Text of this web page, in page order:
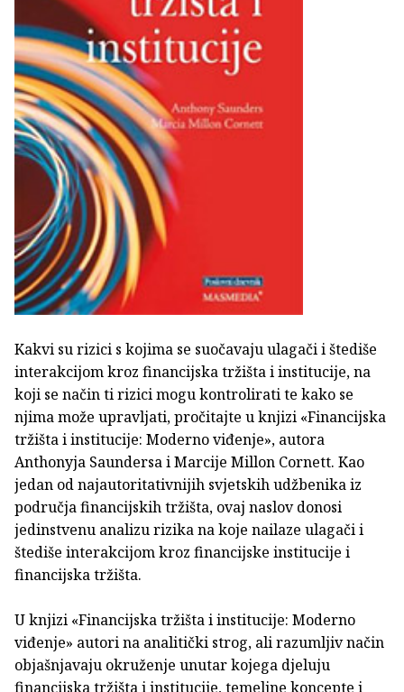
Kakvi su rizici s kojima se suočavaju ulagači i štediše
interakcijom kroz financijska tržišta i institucije, na
koji se način ti rizici mogu kontrolirati te kako se
njima može upravljati, pročitajte u knjizi «Financijska
tržišta i institucije: Moderno viđenje», autora
Anthonyja Saundersa i Marcije Millon Cornett. Kao
jedan od najautoritativnijih svjetskih udžbenika iz
područja financijskih tržišta, ovaj naslov donosi
jedinstvenu analizu rizika na koje nailaze ulagači i
štediše interakcijom kroz financijske institucije i
financijska tržišta.
U knjizi «Financijska tržišta i institucije: Moderno
viđenje» autori na analitički strog, ali razumljiv način
objašnjavaju okruženje unutar kojega djeluju
financijska tržišta i institucije, temeljne koncepte i